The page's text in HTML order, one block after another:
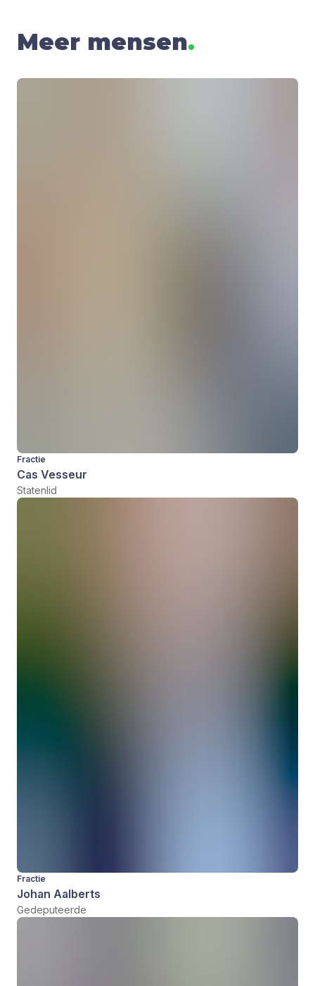
Meer mensen.
Fractie
Cas Vesseur
Statenlid
Fractie
Johan Aalberts
Gedeputeerde